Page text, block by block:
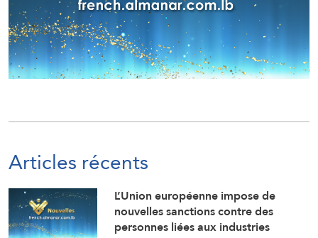
Articles récents
L’Union européenne impose de
nouvelles sanctions contre des
personnes liées aux industries